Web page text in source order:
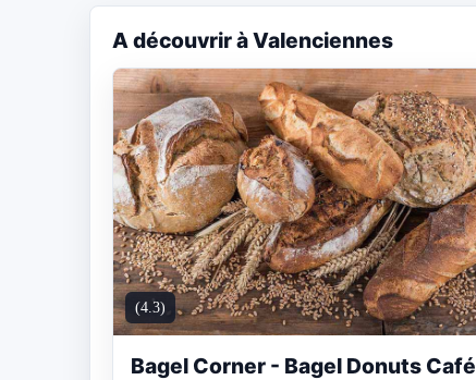
A découvrir à Valenciennes
(4.3)
Bagel Corner - Bagel Donuts Café